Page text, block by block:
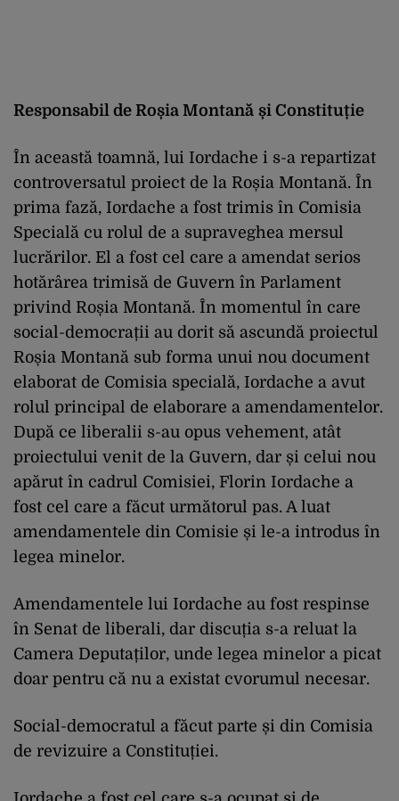
Responsabil de Roșia Montană și Constituție
În această toamnă, lui Iordache i s-a repartizat
controversatul proiect de la Roșia Montană. În
prima fază, Iordache a fost trimis în Comisia
Specială cu rolul de a supraveghea mersul
lucrărilor. El a fost cel care a amendat serios
hotărârea trimisă de Guvern în Parlament
privind Roșia Montană. În momentul în care
social-democrații au dorit să ascundă proiectul
Roșia Montană sub forma unui nou document
elaborat de Comisia specială, Iordache a avut
rolul principal de elaborare a amendamentelor.
După ce liberalii s-au opus vehement, atât
proiectului venit de la Guvern, dar și celui nou
apărut în cadrul Comisiei, Florin Iordache a
fost cel care a făcut următorul pas. A luat
amendamentele din Comisie și le-a introdus în
legea minelor.
Amendamentele lui Iordache au fost respinse
în Senat de liberali, dar discuția s-a reluat la
Camera Deputaților, unde legea minelor a picat
doar pentru că nu a existat cvorumul necesar.
Social-democratul a făcut parte și din Comisia
de revizuire a Constituției.